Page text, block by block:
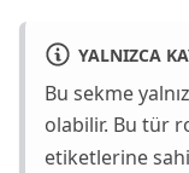
YALNIZCA
Bu sekme
olabilir. Bu tür
etiketlerine